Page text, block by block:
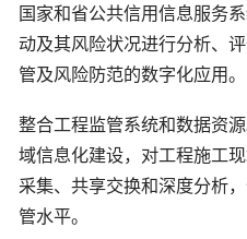
国家和省公共信用信息服务
动及其风险状况进行分析、
管及风险防范的数字化应用。
整合工程监管系统和数据资
域信息化建设，对工程施工
采集、共享交换和深度分析
管水平。